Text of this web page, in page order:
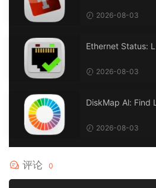
2026-08-03
Ethernet Status:
2026-08-03
DiskMap Al: Find
2026-08-03
评论 0